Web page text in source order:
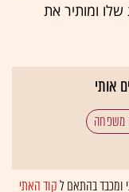
שלו ומותיר את
אותי
משפחה
ומכבד בהתאם לקוד האתי